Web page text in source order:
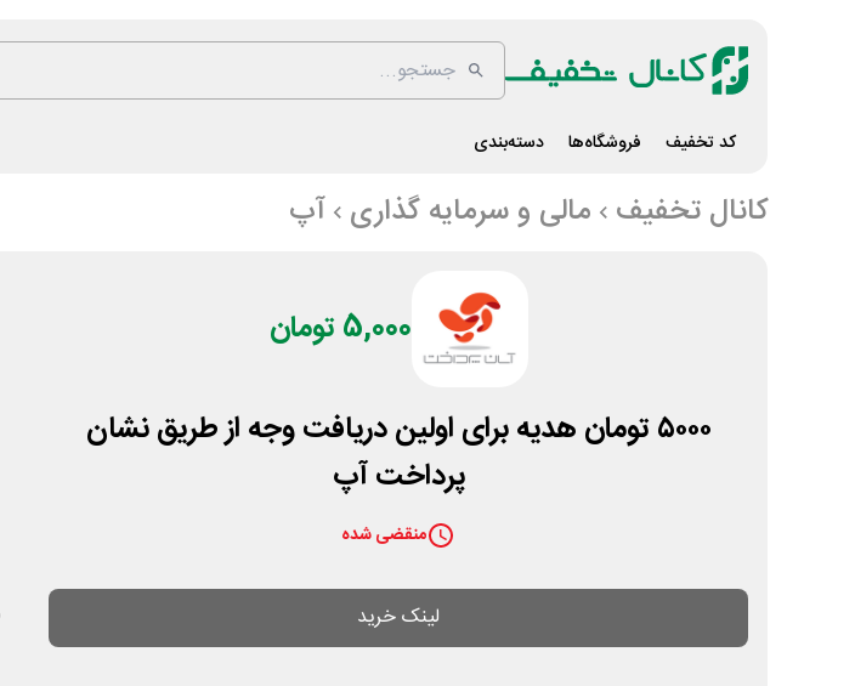
کد تخفیف فروشگاه‌ها دسته‌بندی
کانال تخفیف مالی و سرمایه گذاری آپ
5,000 تومان
۵۰۰۰ تومان هدیه برای اولین دریافت وجه از طریق نشان
پرداخت آپ
منقضی شده
لینک خرید